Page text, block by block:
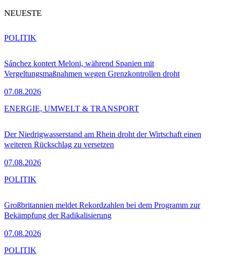
NEUESTE
Sánchez kontert Meloni, während Spanien mit
Vergeltungsmaßnahmen wegen Grenzkontrollen droht
07.08.2026
POLITIK
Der Niedrigwasserstand am Rhein droht der Wirtschaft einen
weiteren Rückschlag zu versetzen
07.08.2026
ENERGIE, UMWELT & TRANSPORT
Großbritannien meldet Rekordzahlen bei dem Programm zur
Bekämpfung der Radikalisierung
07.08.2026
POLITIK
POLITIK